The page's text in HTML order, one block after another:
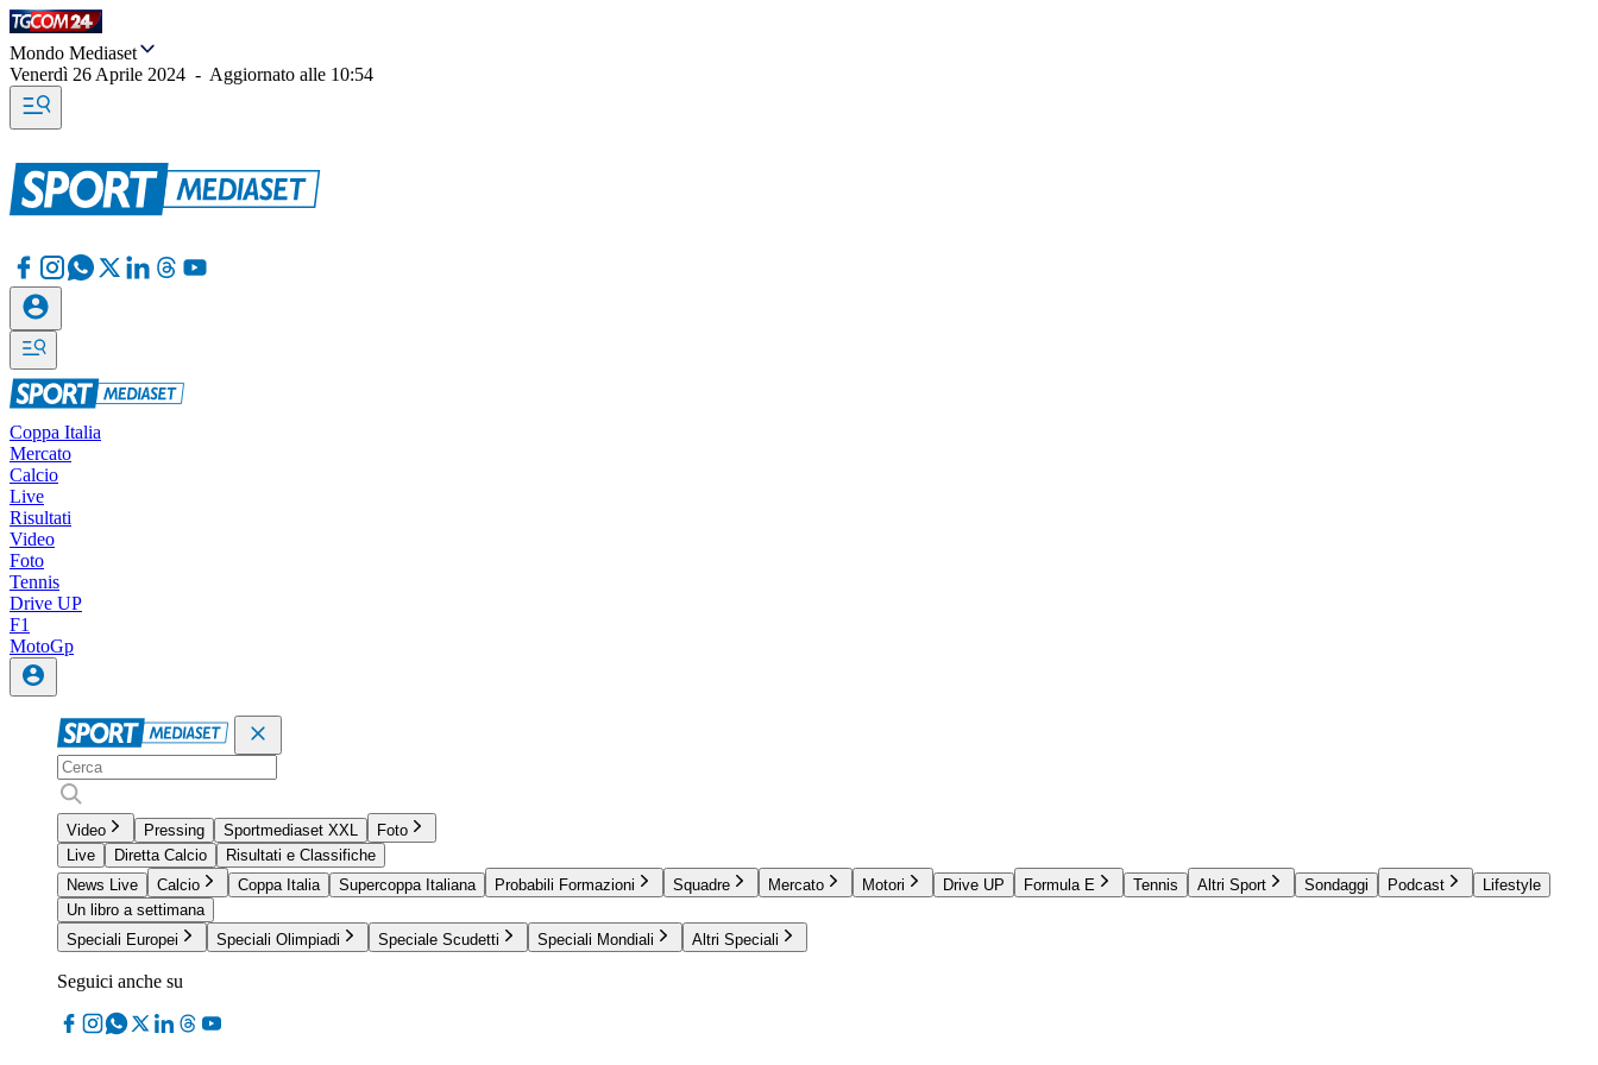
Mondo Mediaset
Venerdì 26 Aprile 2024 - Aggiornato alle 10:54
Coppa Italia
Mercato
Calcio
Live
Risultati
Video
Foto
Tennis
Drive UP
F1
MotoGp
Video Pressing Sportmediaset XXL
Foto
Live
Diretta Calcio
Risultati e Classifiche
News Live
Calcio Coppa Italia Supercoppa Italiana Probabili Formazioni Squadre Mercato Motori Drive UP Formula E Tennis Altri Sport Sondaggi Podcast
Lifestyle
Un libro a settimana
Speciali Europei
Speciali Olimpiadi Speciale Scudetti Speciali Mondiali Altri Speciali
Seguici anche su